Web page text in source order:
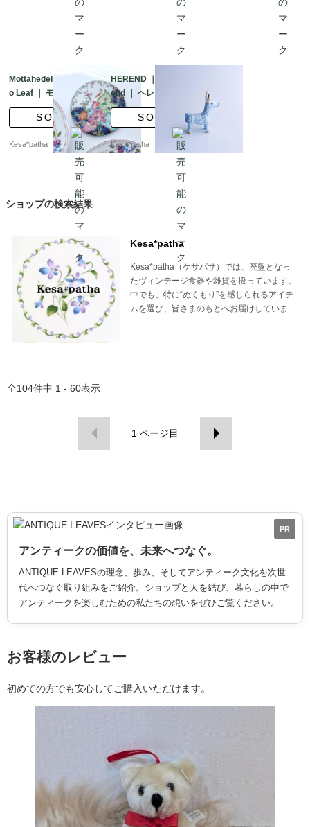
Mottahedeh ｜ Tobacc
o Leaf ｜ モッタヘデ
タバコリーフ メトロ
ポリタン美術館 イン
テリア プレート ポ
ルトガル製 アメリカ
SOLD
Kesa*patha
HEREND ｜ Vieux Her
end ｜ ヘレンド フィ
ッシュネット 干支
牛 丑年 ブルー フ
ィギュリン 2009年
製 ハンガリー
SOLD
Kesa*patha
ショップの検索結果
Kesa*patha
Kesa*patha（ケサパサ）では、廃盤となっ
たヴィンテージ食器や雑貨を扱っています。
中でも、特に“ぬくもり”を感じられるアイテ
ムを選び、皆さまのもとへお届けしていま
全104件中 1 - 60表示
1 ページ目
PR
アンティークの価値を、未来へつなぐ。
ANTIQUE LEAVESの理念、歩み、そしてアンティーク文化を次世
代へつなぐ取り組みをご紹介。ショップと人を結び、暮らしの中で
アンティークを楽しむための私たちの想いをぜひご覧ください。
お客様のレビュー
初めての方でも安心してご購入いただけます。